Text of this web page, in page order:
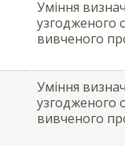
Уміння
узгодженого
вивченого
Уміння
узгодженого
вивченого